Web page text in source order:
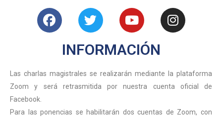
INFORMACIÓN
Las charlas magistrales se realizarán mediante la plataforma
Zoom y será retrasmitida por nuestra cuenta oficial de
Facebook.
Para las ponencias se habilitarán dos cuentas de Zoom, con